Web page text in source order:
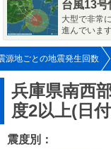
台風13号
大型で非常
進んでいま
源地ごとの地震発生回数
兵庫県南西
度2以上(日
震度別：